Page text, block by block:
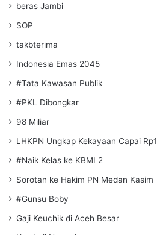
beras Jambi
SOP
takbterima
Indonesia Emas 2045
#Tata Kawasan Publik
#PKL Dibongkar
98 Miliar
LHKPN Ungkap Kekayaan Capai Rp1
#Naik Kelas ke KBMI 2
Sorotan ke Hakim PN Medan Kasim
#Gunsu Boby
Gaji Keuchik di Aceh Besar